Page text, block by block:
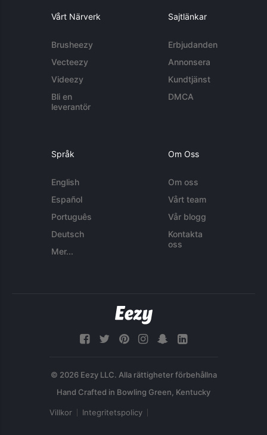
Vårt Närverk
Brusheezy
Vecteezy
Videezy
Bli en
leverantör
Sajtlänkar
Erbjudanden
Annonsera
Kundtjänst
DMCA
Språk
English
Español
Português
Deutsch
Mer...
Om Oss
Om oss
Vårt team
Vår blogg
Kontakta
oss
© 2026 Eezy LLC. Alla rättigheter förbehållna
Villkor Integritetspolicy